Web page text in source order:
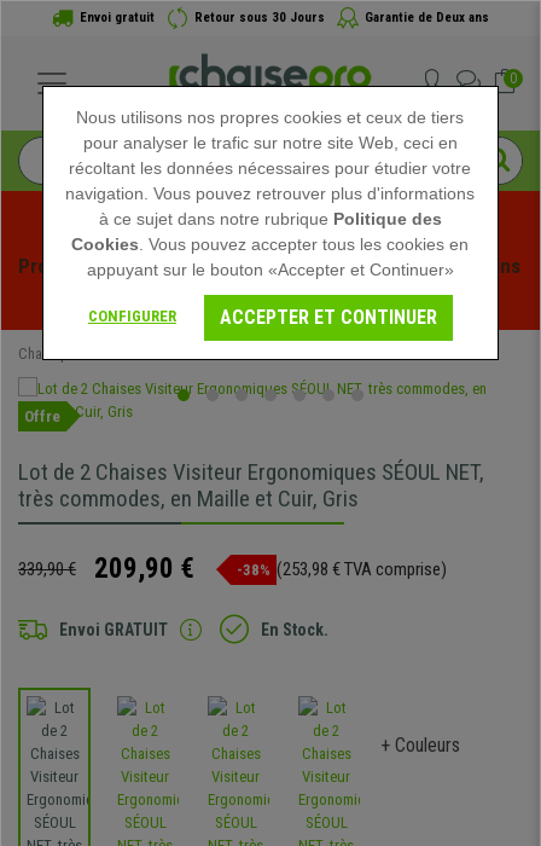
Envoi gratuit Retour sous 30 Jours Garantie de Deux ans
0
Profitez des soldes d'été chez Chaisepro ! Des réductions
exclusives pour une durée limitée - Voir l'offre
Chaisepro
Offre
Lot de 2 Chaises Visiteur Ergonomiques SÉOUL NET,
très commodes, en Maille et Cuir, Gris
339,90 € 209,90 € -38% (253,98 € TVA comprise)
Envoi GRATUIT En Stock.
+ Couleurs
Nous utilisons nos propres cookies et ceux de tiers
pour analyser le trafic sur notre site Web, ceci en
récoltant les données nécessaires pour étudier votre
navigation. Vous pouvez retrouver plus d'informations
à ce sujet dans notre rubrique Politique des
Cookies . Vous pouvez accepter tous les cookies en
appuyant sur le bouton «Accepter et Continuer»
CONFIGURER ACCEPTER ET CONTINUER